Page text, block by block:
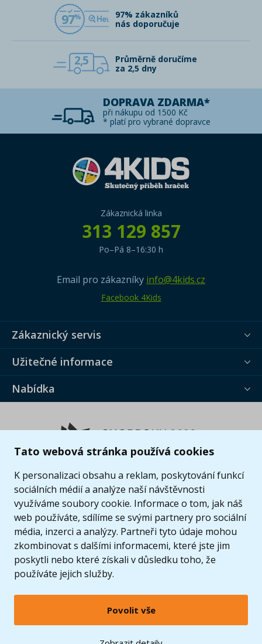
Tato webová stránka používá cookies
K personalizaci obsahu a reklam, poskytování funkcí
sociálních médií a analýze naší návštěvnosti
využíváme soubory cookie. Informace o tom, jak náš
web používáte, sdílíme se svými partnery pro sociální
média, inzerci a analýzy. Partneři tyto údaje mohou
zkombinovat s dalšími informacemi, které jste jim
poskytli nebo které získali v důsledku toho, že
používáte jejich služby.
Povolit vše
97
97% zákazníků
nás doporučuje
2,5
Průměrně doručíme
za 2,5 dny
DOPRAVA ZDARMA*
při nákupu od 1500 Kč
* platí pro vybrané dopravce
Zákaznická linka
313 129 857
Po–Pá 8–16:30 h
Email pro zákazníky info@4kids.cz
Facebook 4Kids
Zákaznický servis
Užitečné informace
Nabídka
© 2005 - 2026 Copyright 4kids.cz
LEGO, logo LEGO a minifigurka jsou ochrannými známkami společnosti LEGO Group. ©